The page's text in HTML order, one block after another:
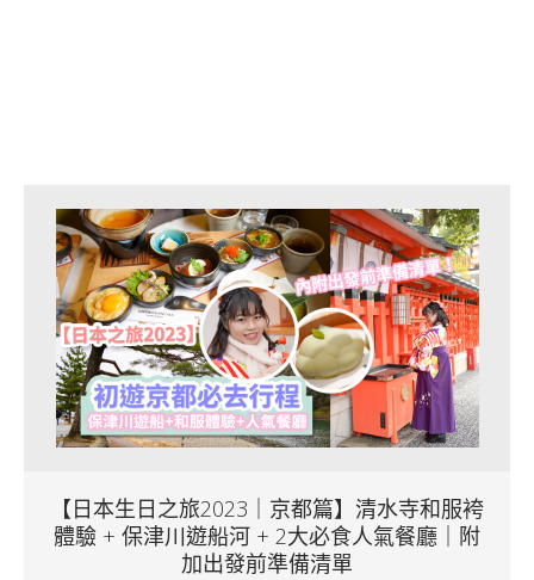
【日本生日之旅2023｜京都篇】清水寺和服袴
體驗 + 保津川遊船河 + 2大必食人氣餐廳｜附
加出發前準備清單